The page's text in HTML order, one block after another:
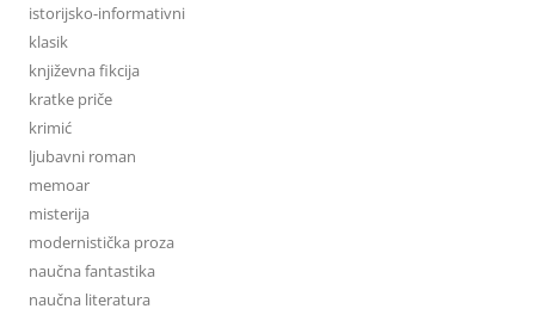
istorijsko-informativni
klasik
književna fikcija
kratke priče
krimić
ljubavni roman
memoar
misterija
modernistička proza
naučna fantastika
naučna literatura